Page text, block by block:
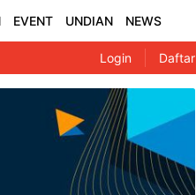
EVENT UNDIAN NEWS
Login Daftar